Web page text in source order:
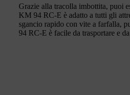
Grazie alla tracolla imbottita, puoi
KM 94 RC-E è adatto a tutti gli
sgancio rapido con vite a farfalla,
94 RC-E è facile da trasportare e